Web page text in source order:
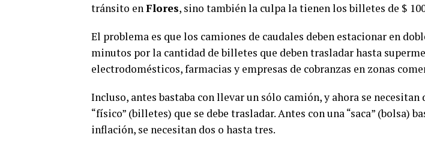
tránsito enFlores, sino también la culpa la tienen los billetes de $
El problema es que los camiones de caudales deben estacionar en
minutos por la cantidad de billetes que deben trasladar hasta
electrodomésticos, farmacias y empresas de cobranzas en zonas
Incluso, antes bastaba con llevar un sólo camión, y ahora se necesitan
“físico” (billetes) que se debe trasladar. Antes con una “saca” (bolsa)
inflación, se necesitan dos o hasta tres.